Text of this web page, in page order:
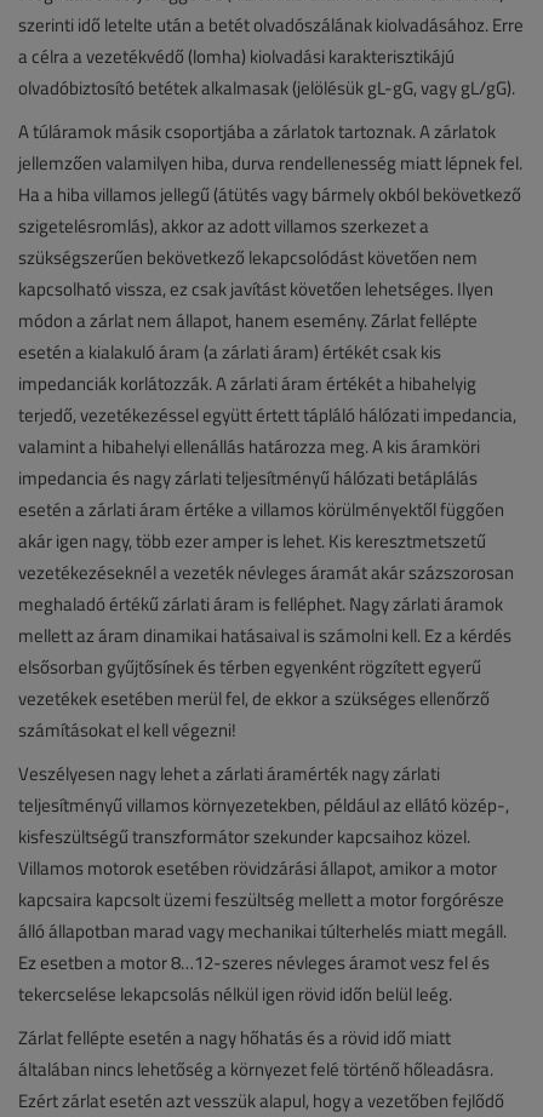
szerinti idő letelte után a betét olvadószálának kiolvadásához. Erre
a célra a vezetékvédő (lomha) kiolvadási karakterisztikájú
olvadóbiztosító betétek alkalmasak (jelölésük gL-gG, vagy gL/gG).
A túláramok másik csoportjába a zárlatok tartoznak. A zárlatok
jellemzően valamilyen hiba, durva rendellenesség miatt lépnek fel.
Ha a hiba villamos jellegű (átütés vagy bármely okból bekövetkező
szigetelésromlás), akkor az adott villamos szerkezet a
szükségszerűen bekövetkező lekapcsolódást követően nem
kapcsolható vissza, ez csak javítást követően lehetséges. Ilyen
módon a zárlat nem állapot, hanem esemény. Zárlat fellépte
esetén a kialakuló áram (a zárlati áram) értékét csak kis
impedanciák korlátozzák. A zárlati áram értékét a hibahelyig
terjedő, vezetékezéssel együtt értett tápláló hálózati impedancia,
valamint a hibahelyi ellenállás határozza meg. A kis áramköri
impedancia és nagy zárlati teljesítményű hálózati betáplálás
esetén a zárlati áram értéke a villamos körülményektől függően
akár igen nagy, több ezer amper is lehet. Kis keresztmetszetű
vezetékezéseknél a vezeték névleges áramát akár százszorosan
meghaladó értékű zárlati áram is felléphet. Nagy zárlati áramok
mellett az áram dinamikai hatásaival is számolni kell. Ez a kérdés
elsősorban gyűjtősínek és térben egyenként rögzített egyerű
vezetékek esetében merül fel, de ekkor a szükséges ellenőrző
számításokat el kell végezni!
Veszélyesen nagy lehet a zárlati áramérték nagy zárlati
teljesítményű villamos környezetekben, például az ellátó közép-,
kisfeszültségű transzformátor szekunder kapcsaihoz közel.
Villamos motorok esetében rövidzárási állapot, amikor a motor
kapcsaira kapcsolt üzemi feszültség mellett a motor forgórésze
álló állapotban marad vagy mechanikai túlterhelés miatt megáll.
Ez esetben a motor 8…12-szeres névleges áramot vesz fel és
tekercselése lekapcsolás nélkül igen rövid időn belül leég.
Zárlat fellépte esetén a nagy hőhatás és a rövid idő miatt
általában nincs lehetőség a környezet felé történő hőleadásra.
Ezért zárlat esetén azt vesszük alapul, hogy a vezetőben fejlődő